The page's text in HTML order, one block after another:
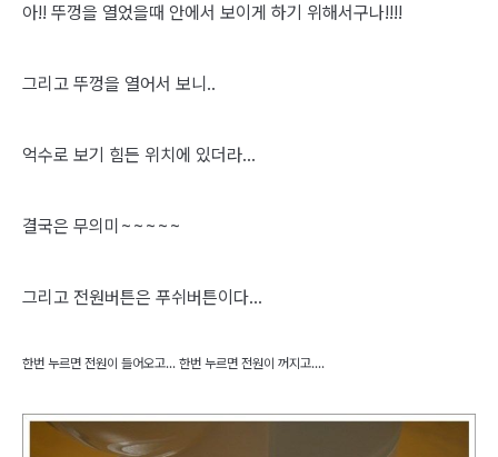
아!! 뚜껑을 열었을때 안에서 보이게 하기 위해서구나!!!!
그리고 뚜껑을 열어서 보니..
억수로 보기 힘든 위치에 있더라...
결국은 무의미~~~~~
그리고 전원버튼은 푸쉬버튼이다...
한번 누르면 전원이 들어오고... 한번 누르면 전원이 꺼지고....